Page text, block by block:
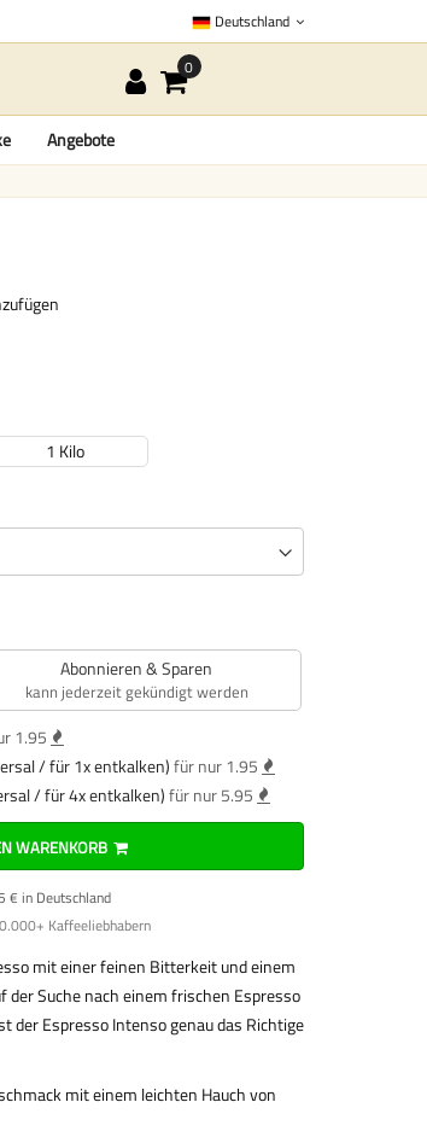
Deutschland
Angebote
1 Kilo
Abonnieren & Sparen
kann jederzeit gekündigt werden
1.95
/ für 1x entkalken)für nur 1.95
/ für 4x entkalken)für nur 5.95
WARENKORB
€ in Deutschland
Kaffeeliebhabern
mit einer feinen Bitterkeit und einem
der Suche nach einem frischen Espresso
der Espresso Intenso genau das Richtige
mit einem leichten Hauch von